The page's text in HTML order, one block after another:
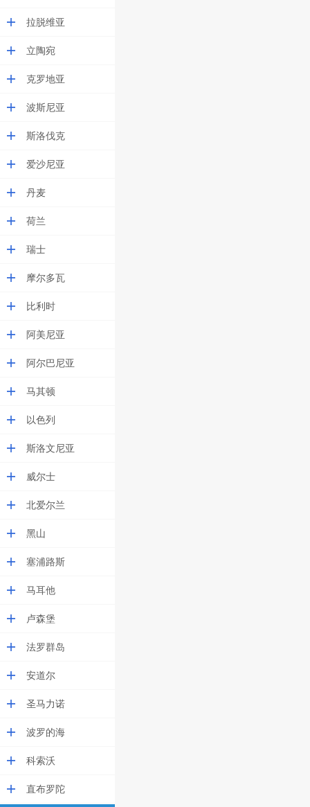
拉脱维亚
立陶宛
克罗地亚
波斯尼亚
斯洛伐克
爱沙尼亚
丹麦
荷兰
瑞士
摩尔多瓦
比利时
阿美尼亚
阿尔巴尼亚
马其顿
以色列
斯洛文尼亚
威尔士
北爱尔兰
黑山
塞浦路斯
马耳他
卢森堡
法罗群岛
安道尔
圣马力诺
波罗的海
科索沃
直布罗陀